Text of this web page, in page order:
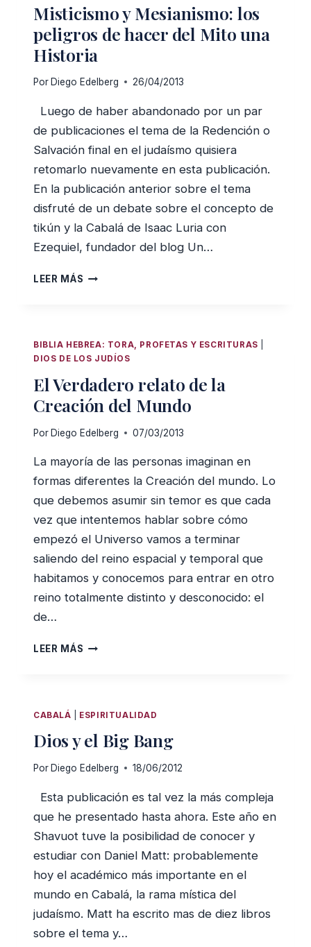
QUE
UTILIZO
DIARIAMENTE
Misticismo y Mesianismo: los
peligros de hacer del Mito una
Historia
Por Diego Edelberg 26/04/2013
Luego de haber abandonado por un par
de publicaciones el tema de la Redención o
Salvación final en el judaísmo quisiera
retomarlo nuevamente en esta publicación.
En la publicación anterior sobre el tema
disfruté de un debate sobre el concepto de
tikún y la Cabalá de Isaac Luria con
Ezequiel, fundador del blog Un…
LEER MÁS MISTICISMO
DEL
MITO
UNA
HISTORIA
BIBLIA HEBREA: TORA, PROFETAS Y ESCRITURAS
DIOS DE LOS JUDÍOS
El Verdadero relato de la
Creación del Mundo
PorDiego Edelberg 07/03/2013
La mayoría de las personas imaginan en
formas diferentes la Creación del mundo. Lo
que debemos asumir sin temor es que cada
vez que intentemos hablar sobre cómo
empezó el Universo vamos a terminar
saliendo del reino espacial y temporal que
habitamos y conocemos para entrar en otro
reino totalmente distinto y desconocido: el
de…
LEER MÁS
CREACIÓN
DEL
MUNDO
CABALÁ ESPIRITUALIDAD
Dios y el Big Bang
Por Diego Edelberg 18/06/2012
Esta publicación es tal vez la más compleja
que he presentado hasta ahora. Este año en
Shavuot tuve la posibilidad de conocer y
estudiar con Daniel Matt: probablemente
hoy el académico más importante en el
mundo en Cabalá, la rama mística del
judaísmo. Matt ha escrito mas de diez libros
sobre el tema y…